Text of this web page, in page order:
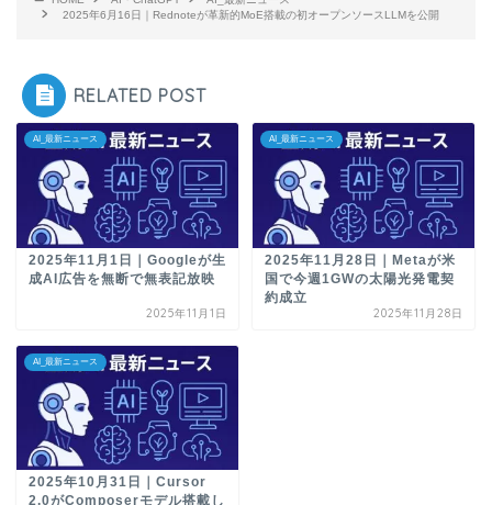
2025年6月16日｜Rednoteが革新的MoE搭載の初オープンソースLLMを公開
RELATED POST
AI_最新ニュース
2025年11月1日｜Googleが生
成AI広告を無断で無表記放映
2025年11月1日
AI_最新ニュース
2025年11月28日｜Metaが米
国で今週1GWの太陽光発電契
約成立
2025年11月28日
AI_最新ニュース
2025年10月31日｜Cursor
2.0がComposerモデル搭載し